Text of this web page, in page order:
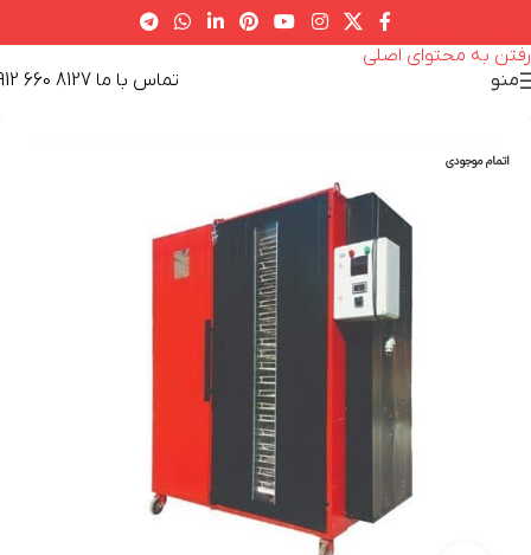
رفتن به محتوای اصلی
منو
تماس با ما 8127 660 0912
اتمام موجودی